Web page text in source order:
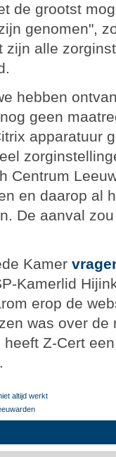
de grootst
genomen",
alle
hebben
geen
apparatuur
Centrum
en daarop al
De aanval
Kamer
Kamerlid
erop de
was over
heeft Z-Cert
altijd werkt